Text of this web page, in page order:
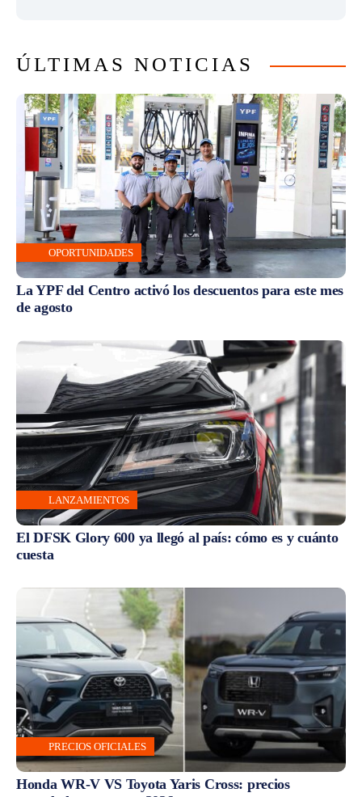
ÚLTIMAS NOTICIAS
OPORTUNIDADES
La YPF del Centro activó los descuentos para este mes
de agosto
LANZAMIENTOS
El DFSK Glory 600 ya llegó al país: cómo es y cuánto
cuesta
PRECIOS OFICIALES
Honda WR-V VS Toyota Yaris Cross: precios